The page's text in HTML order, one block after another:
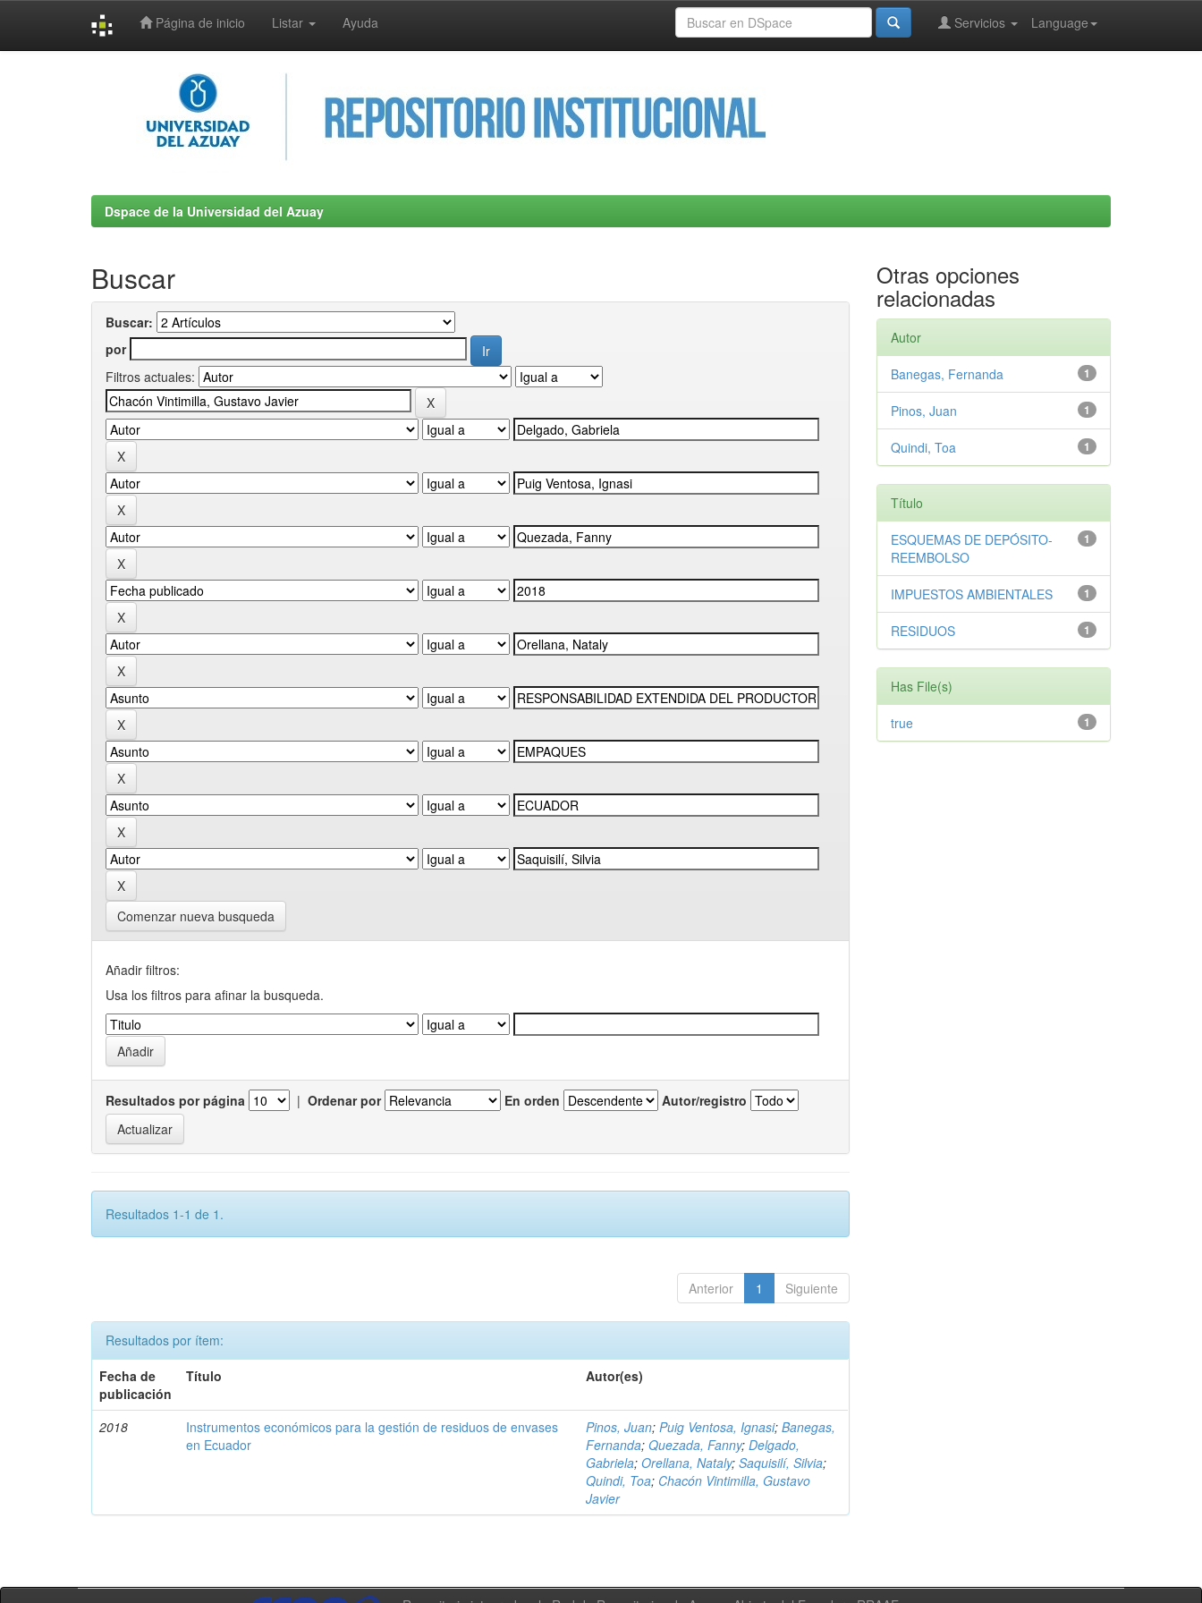
Página de inicio Listar Ayuda Language
Servicios
Dspace de la Universidad del Azuay
Buscar
Buscar:
por
Filtros actuales:
Comenzar nueva busqueda
Añadir filtros:
Usa los filtros para afinar la busqueda.
Resultados por página | Ordenar por En orden Autor/registro
Resultados 1-1 de 1.
Anterior 1 Siguiente
Resultados por ítem:
Fecha de
publicación
Título Autor(es)
2018
Instrumentos económicos para la gestión de residuos de envases
en Ecuador
Pinos, Juan;Puig Ventosa, Ignasi;Banegas,
Fernanda;Quezada, Fanny;Delgado,
Gabriela;Orellana, Nataly;Saquisilí, Silvia;
Quindi, Toa; Chacón Vintimilla, Gustavo
Javier
Otras opciones
relacionadas
Autor
1
Banegas, Fernanda
1
Pinos, Juan
1
Quindi, Toa
Título
1
ESQUEMAS DE DEPÓSITO-
REEMBOLSO
1
IMPUESTOS AMBIENTALES
1
RESIDUOS
Has File(s)
1
true